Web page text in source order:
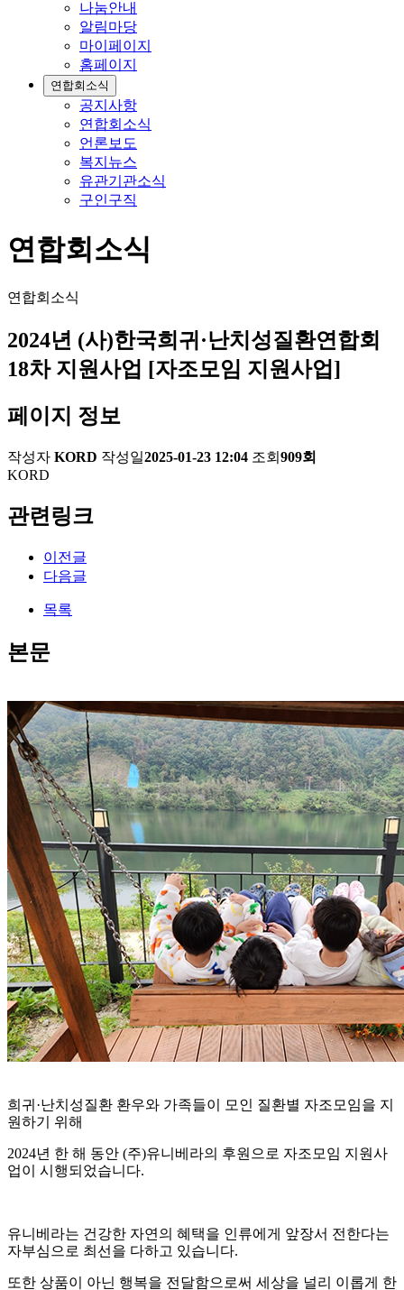
나눔안내
알림마당
마이페이지
홈페이지
연합회소식
공지사항
연합회소식
언론보도
복지뉴스
유관기관소식
구인구직
연합회소식
연합회소식
2024년 (사)한국희귀·난치성질환연합회
18차 지원사업 [자조모임 지원사업]
페이지 정보
작성자 KORD 작성일2025-01-23 12:04 조회 909회
KORD
관련링크
이전글
다음글
목록
본문
희귀·난치성질환 환우와 가족들이 모인 질환별 자조모임을 지
원하기 위해
2024년 한 해 동안 (주)유니베라의 후원으로 자조모임 지원사
업이 시행되었습니다.
유니베라는 건강한 자연의 혜택을 인류에게 앞장서 전한다는
자부심으로 최선을 다하고 있습니다.
또한 상품이 아닌 행복을 전달함으로써 세상을 널리 이롭게 한